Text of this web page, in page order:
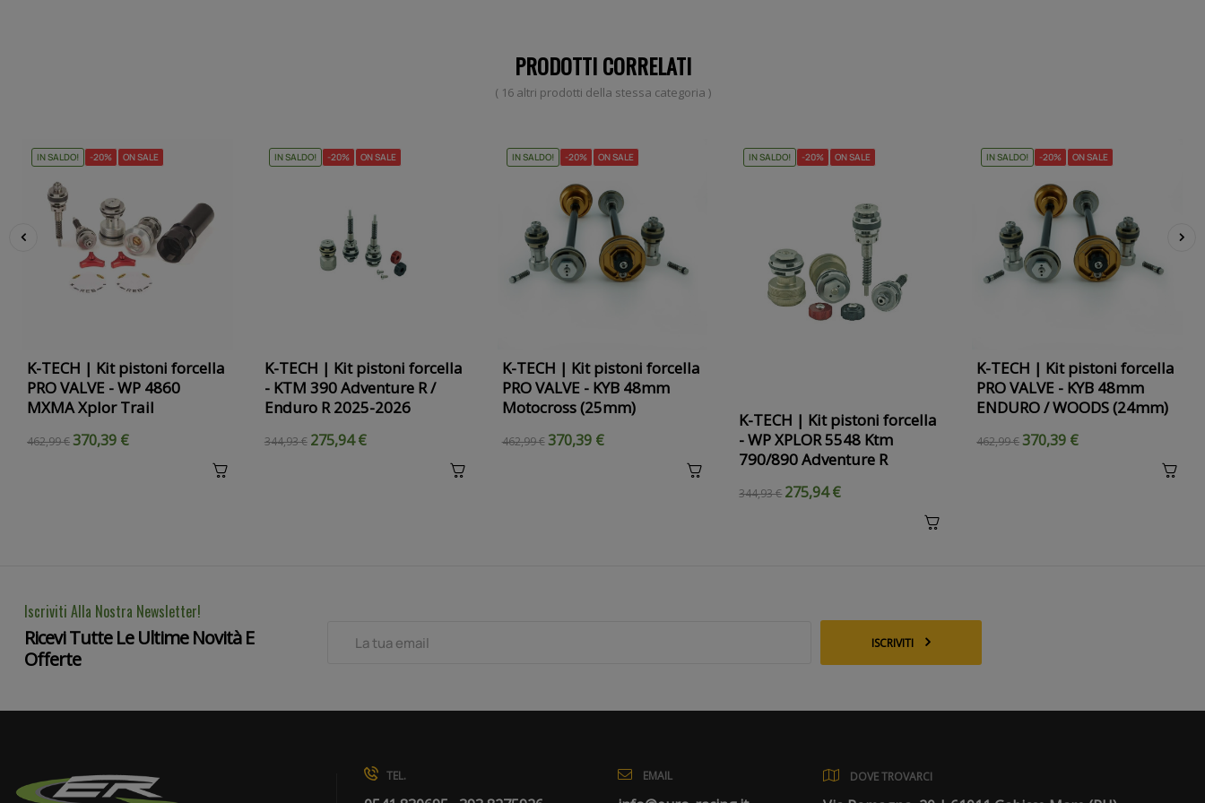
PRODOTTI CORRELATI
( 16 altri prodotti della stessa categoria )
IN SALDO! -20% ON SALE
K-TECH | Kit pistoni forcella
PRO VALVE - WP 4860
MXMA Xplor Trail
462,99 €370,39 €
IN SALDO! -20% ON SALE
K-TECH | Kit pistoni forcella
- KTM 390 Adventure R /
Enduro R 2025-2026
344,93 € 275,94 €
IN SALDO! -20% ON SALE
K-TECH | Kit pistoni forcella
PRO VALVE - KYB 48mm
Motocross (25mm)
462,99 € 370,39 €
IN SALDO! -20% ON SALE
K-TECH | Kit pistoni forcella
- WP XPLOR 5548 Ktm
790/890 Adventure R
344,93 € 275,94 €
IN SALDO! -20% ON SALE
K-TECH | Kit pistoni forcella
PRO VALVE - KYB 48mm
ENDURO / WOODS (24mm)
462,99 €370,39 €
Iscriviti Alla Nostra Newsletter!
Ricevi Tutte Le Ultime Novità E
Offerte
ISCRIVITI
TEL. EMAIL DOVE TROVARCI